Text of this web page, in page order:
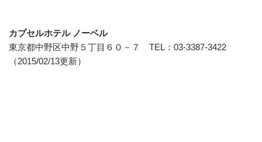
カプセルホテル ノーベル
東京都中野区中野５丁目６０－７ TEL：03-3387-3422
（2015/02/13更新）